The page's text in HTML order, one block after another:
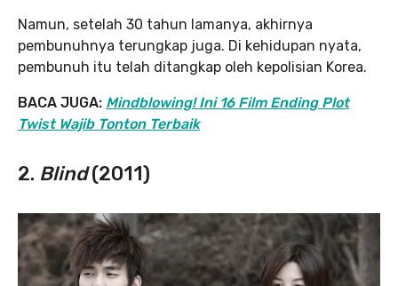
Namun, setelah 30 tahun lamanya, akhirnya
pembunuhnya terungkap juga. Di kehidupan nyata,
pembunuh itu telah ditangkap oleh kepolisian Korea.
BACA JUGA: Mindblowing! Ini 16 Film Ending Plot
Twist Wajib Tonton Terbaik
2. Blind(2011)